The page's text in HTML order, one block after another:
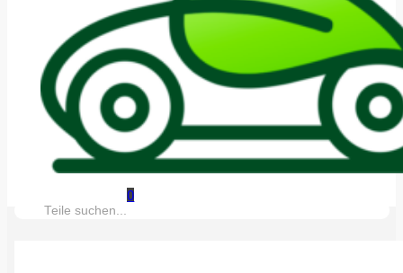
0
Suche: